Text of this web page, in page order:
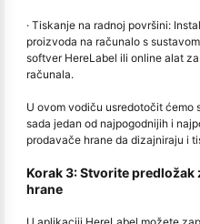
· Tiskanje na radnoj površini:
proizvoda na računalo s
softver HereLabel ili online alat
računala.
U ovom vodiču usredotočit ćemo
sada jedan od najpogodnijih i
prodavače hrane da dizajniraju i
Korak 3: Stvorite
hrane